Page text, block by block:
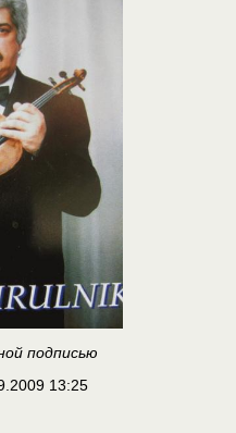
подписью
13:25